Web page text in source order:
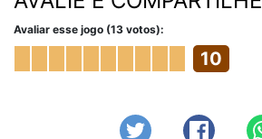
Avaliar esse jogo (13 votos):
10